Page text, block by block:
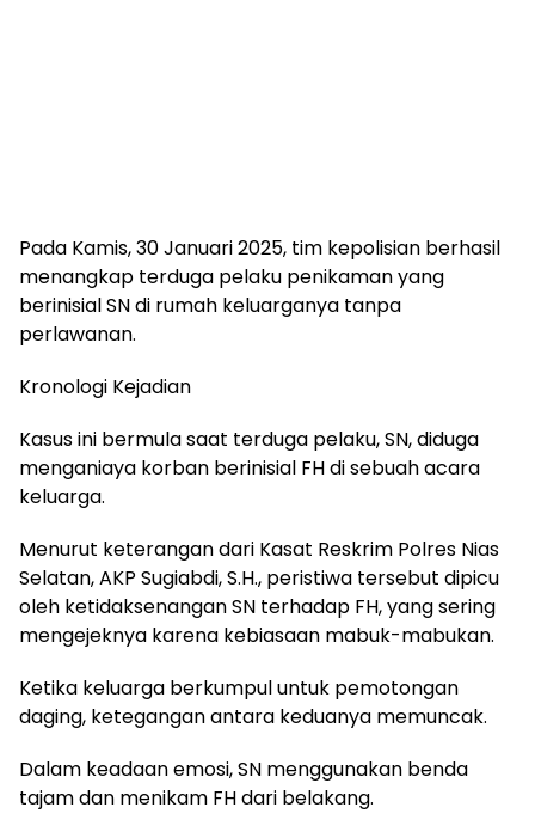
Pada Kamis, 30 Januari 2025, tim kepolisian berhasil
menangkap terduga pelaku penikaman yang
berinisial SN di rumah keluarganya tanpa
perlawanan.
Kronologi Kejadian
Kasus ini bermula saat terduga pelaku, SN, diduga
menganiaya korban berinisial FH di sebuah acara
keluarga.
Menurut keterangan dari Kasat Reskrim Polres Nias
Selatan, AKP Sugiabdi, S.H., peristiwa tersebut dipicu
oleh ketidaksenangan SN terhadap FH, yang sering
mengejeknya karena kebiasaan mabuk-mabukan.
Ketika keluarga berkumpul untuk pemotongan
daging, ketegangan antara keduanya memuncak.
Dalam keadaan emosi, SN menggunakan benda
tajam dan menikam FH dari belakang.